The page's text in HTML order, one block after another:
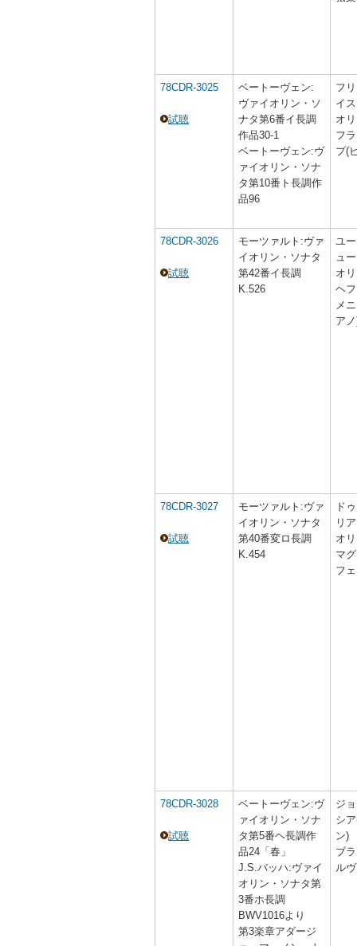
78CDR-3025
試聴
ベートーヴェン:
ヴァイオリン・ソ
ナタ第6番イ長調
作品30-1
ベートーヴェン:ヴ
ァイオリン・ソナ
タ第10番ト長調作
品96
フ
イ
オ
フ
プ(
78CDR-3026
試聴
モーツァルト:ヴァ
イオリン・ソナタ
第42番イ長調
K.526
ユ
ュ
オ
ヘ
メ
ア
78CDR-3027
試聴
モーツァルト:ヴァ
イオリン・ソナタ
第40番変ロ長調
K.454
ド
リ
オ
マ
フ
78CDR-3028
試聴
ベートーヴェン:ヴ
ァイオリン・ソナ
タ第5番ヘ長調作
品24「春」
J.S.バッハ:ヴァイ
オリン・ソナタ第
3番ホ長調
BWV1016より
第3楽章アダージ
ジ
シ
ン)
ブ
ル